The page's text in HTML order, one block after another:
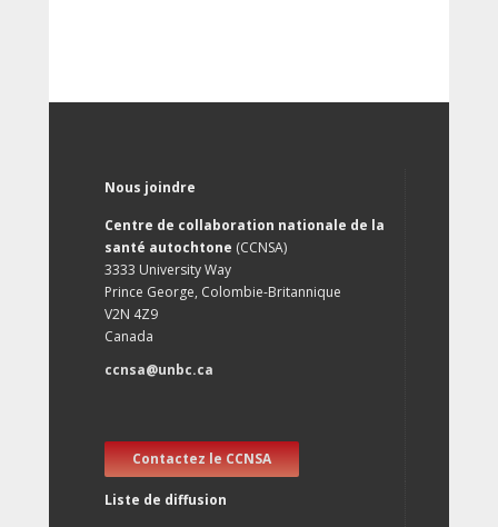
Nous joindre
Centre de collaboration nationale de la
santé autochtone (CCNSA)
3333 University Way
Prince George, Colombie-Britannique
V2N 4Z9
Canada
ccnsa@unbc.ca
Contactez le CCNSA
Liste de diffusion